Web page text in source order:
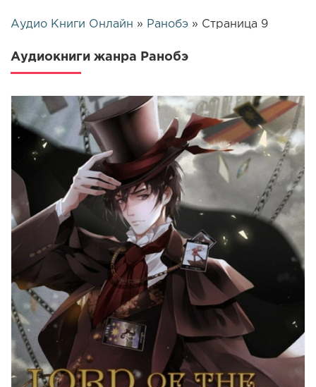
Аудио Книги Онлайн » Ранобэ » Страница 9
Аудиокниги жанра Ранобэ